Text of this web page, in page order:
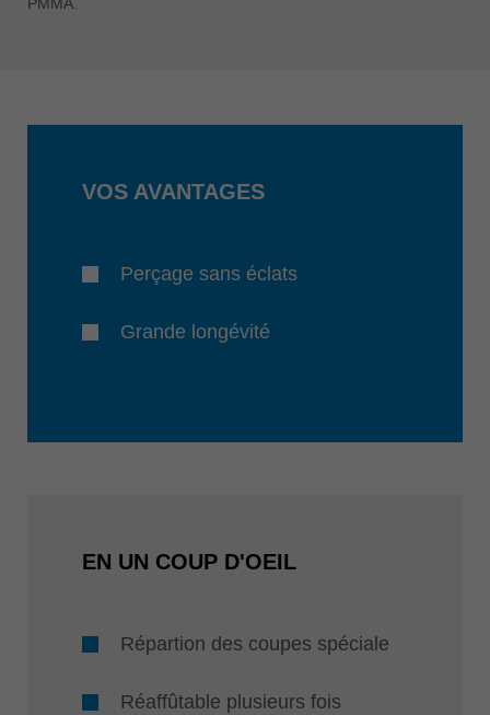
PMMA.
VOS AVANTAGES
Perçage sans éclats
Grande longévité
EN UN COUP D'OEIL
Répartion des coupes spéciale
Réaffûtable plusieurs fois